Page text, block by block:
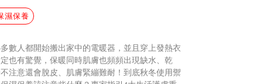
濕保養
數人都開始搬出家中的電暖器，並且穿上發熱衣
也有驚覺，保暖同時肌膚也頻頻出現缺水、乾
注意還會脫皮、肌膚緊繃難耐！到底秋冬使用禦